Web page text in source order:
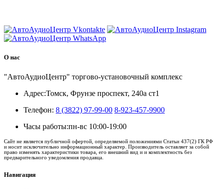
О нас
"АвтоАудиоЦентр" торгово-установочный комплекс
Адрес:Томск, Фрунзе проспект, 240а ст1
Телефон: 8 (3822) 97-99-00 8-923-457-9900
Часы работы:пн-вс 10:00-19:00
Сайт не является публичной офертой, определяемой положениями Статьи 437(2) ГК РФ
и носит исключительно информационный характер. Производитель оставляет за собой
право изменять характеристики товара, его внешний вид и и комплектность без
предварительного уведомления продавца.
Навигация